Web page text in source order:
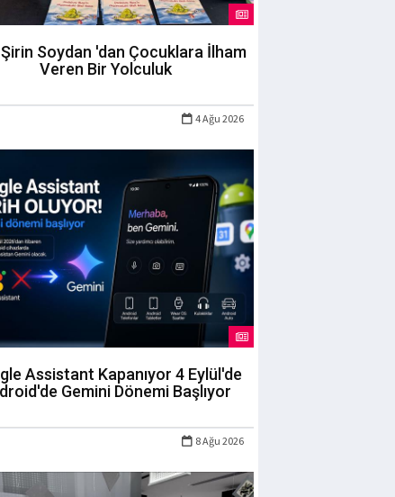
Soydan 'dan Çocuklara İlham
Veren Bir Yolculuk
4 Ağu 2026
Assistant Kapanıyor 4 Eylül'de
Gemini Dönemi Başlıyor
8 Ağu 2026